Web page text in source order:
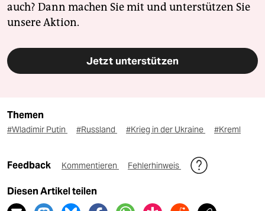
auch? Dann machen Sie mit und unterstützen Sie
unsere Aktion.
Jetzt unterstützen
Themen
#Wladimir Putin #Russland #Krieg in der Ukraine #Kreml
Feedback Kommentieren Fehlerhinweis
Diesen Artikel teilen